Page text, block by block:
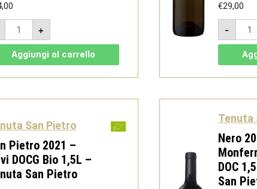
Il
Mandorlo
2020
Gavi
DOCG
bio
quantità
+
Aggiungi al carrello
€29,00
-
Il
2021
Gavi
bio
San Pietro
Pietro 2021 –
DOCG Bio 1,5L –
San Pietro
Tenuta
Nero
DOC
San